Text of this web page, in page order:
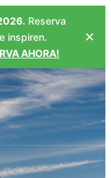
Reserva
inspiren.
AHORA!
✕